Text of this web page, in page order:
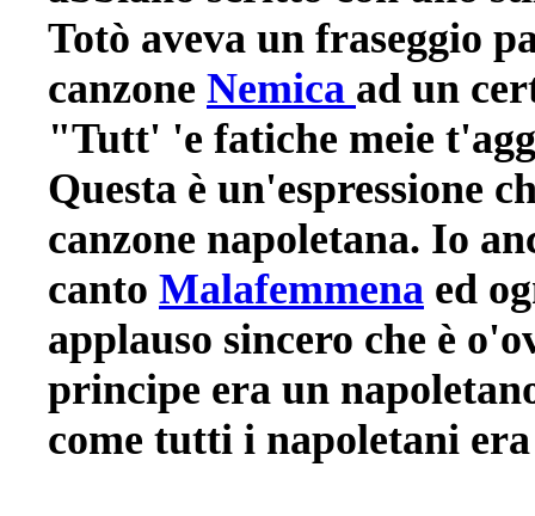
Totò aveva un fraseggio
canzone Nemica ad un
"Tutt' 'e fatiche meie
Questa è un'espressione
canzone napoletana. Io
canto Malafemmena ed
applauso sincero che è
principe era un
come tutti i napoletani